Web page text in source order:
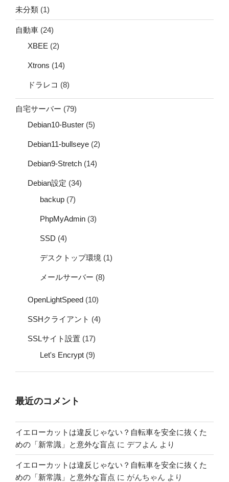
未分類 (1)
自動車 (24)
XBEE (2)
Xtrons (14)
ドラレコ (8)
自宅サーバー (79)
Debian10-Buster (5)
Debian11-bullseye (2)
Debian9-Stretch (14)
Debian設定 (34)
backup (7)
PhpMyAdmin (3)
SSD (4)
デスクトップ環境 (1)
メールサーバー (8)
OpenLightSpeed (10)
SSHクライアント (4)
SSLサイト設置 (17)
Let's Encrypt (9)
最近のコメント
イエローカットは違反じゃない？自転車を安全に抜くた
めの「新常識」と意外な盲点 に デフよん より
イエローカットは違反じゃない？自転車を安全に抜くた
めの「新常識」と意外な盲点 に がんちゃん より